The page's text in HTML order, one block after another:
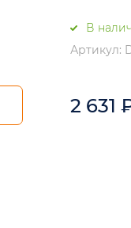
В
Артикул:
2 631